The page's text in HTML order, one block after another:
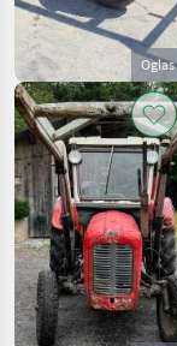
Oglas